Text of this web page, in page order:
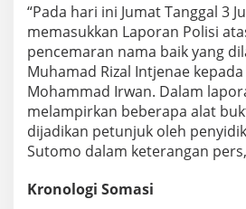
“Pada hari ini Jumat Tanggal 3
memasukkan Laporan Polisi
pencemaran nama baik yang
Muhamad Rizal Intjenae
Mohammad Irwan. Dalam
melampirkan beberapa alat
dijadikan petunjuk oleh
Sutomo dalam keterangan
Kronologi Somasi